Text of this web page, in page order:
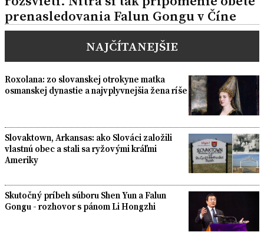
prenasledovania Falun Gongu v Číne
NAJČÍTANEJŠIE
Roxolana: zo slovanskej otrokyne matka
osmanskej dynastie a najvplyvnejšia žena ríše
Slovaktown, Arkansas: ako Slováci založili
vlastnú obec a stali sa ryžovými kráľmi
Ameriky
Skutočný príbeh súboru Shen Yun a Falun
Gongu - rozhovor s pánom Li Hongzhi